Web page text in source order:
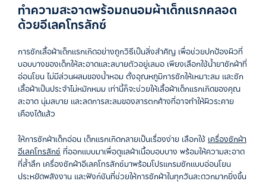
ทำความสะอาดพร้อมถนอมผ้าเด็กแรกคลอด
ด้วยอีเลคโทรลักซ์
การซักเสื้อผ้าเด็กแรกเกิดอย่างถูกวิธีเป็นสิ่งสำคัญ เพื่อช่วยปกป้องผิวที่
บอบบางของเด็กให้สะอาดและสบายตัวอยู่เสมอ เพียงเลือกใช้น้ำยาซักผ้าที่
อ่อนโยน ไม่มีส่วนผสมของน้ำหอม ตั้งอุณหภูมิการซักให้เหมาะสม และซัก
เสื้อผ้าเป็นประจำไม่หมักหมม เท่านี้ก็จะช่วยให้เสื้อผ้าเด็กแรกเกิดของคุณ
สะอาด นุ่มสบาย และลดการสะสมของสารตกค้างที่อาจทำให้ผิวระคาย
เคืองได้แล้ว
ให้การซักผ้าเด็กอ่อน เด็กแรกเกิดกลายเป็นเรื่องง่าย เลือกใช้ เครื่องซักผ้า
อีเลคโทรลักซ์ ที่ออกแบบมาเพื่อดูแลผ้าเนื้อบอบบาง พร้อมให้ความสะอาด
ที่ล้ำลึก เครื่องซักผ้าอีเลคโทรลักซ์มาพร้อมโปรแกรมซักแบบอ่อนโยน
ประหยัดพลังงาน และฟังก์ชันที่ช่วยให้การซักผ้าในทุกวันสะดวกมากยิ่งขึ้น